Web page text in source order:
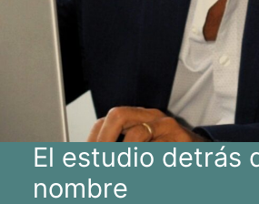
El estudio detrás
nombre